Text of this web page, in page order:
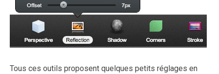
Tous ces outils proposent quelques petits réglages en